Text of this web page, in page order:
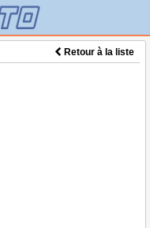
Retour à la liste